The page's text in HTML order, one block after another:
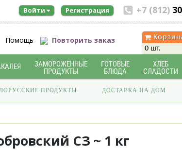
+7 (812)
Войти Регистрация
Помощь Повторить заказ
0 шт.
ЗАМОРОЖЕННЫЕ
ПРОДУКТЫ
ГОТОВЫЕ
БЛЮДА
ХЛЕБ
СЛАДОСТИ
ПРОДУКТЫ ДОСТАВКА НА ДОМ
СЗ ~ 1 кг